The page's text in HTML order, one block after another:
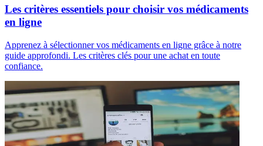
Les critères essentiels pour choisir vos médicaments
en ligne
Apprenez à sélectionner vos médicaments en ligne grâce à notre
guide approfondi. Les critères clés pour une achat en toute
confiance.